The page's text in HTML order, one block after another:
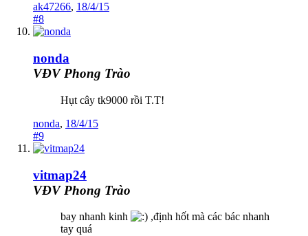
ak47266, 18/4/15
#8
nonda
VĐV Phong Trào
Hụt cây tk9000 rồi T.T!
nonda, 18/4/15
#9
vitmap24
VĐV Phong Trào
bay nhanh kinh
,định hốt mà các bác nhanh
tay quá